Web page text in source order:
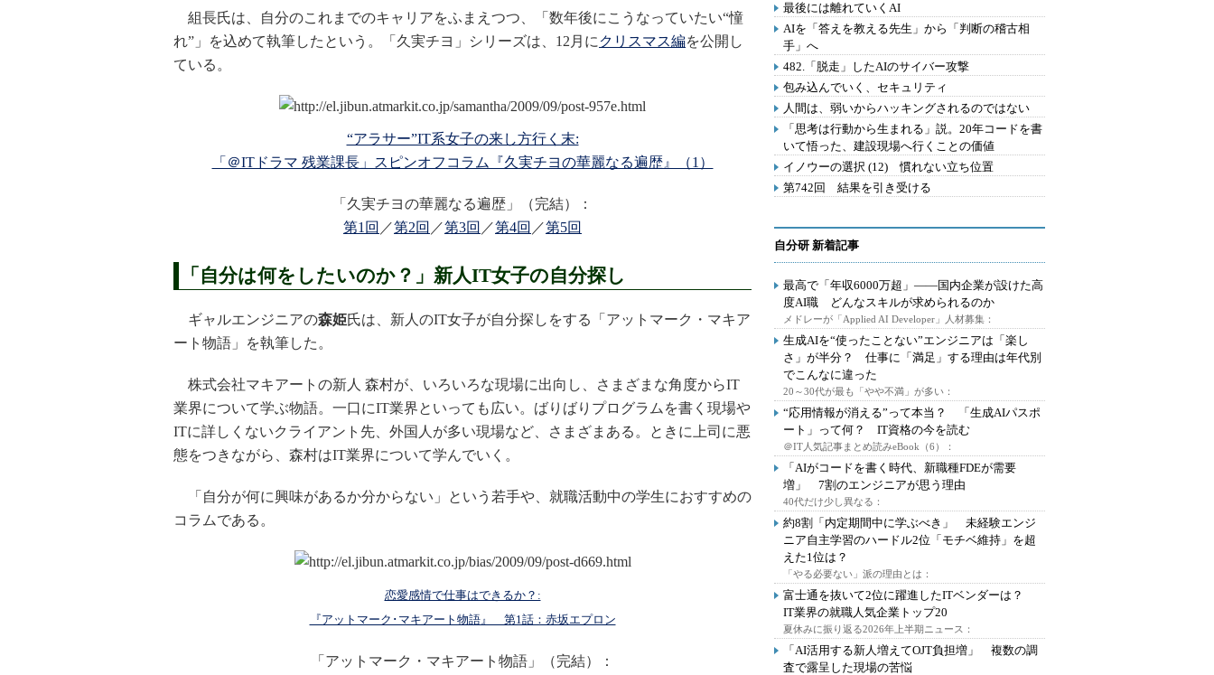
組長氏は、自分のこれまでのキャリアをふまえつつ、「数年後にこうなっていたい“憧
れ”」を込めて執筆したという。「久実チヨ」シリーズは、12月に クリスマス編を公開し
ている。
“アラサー”IT系女子の来し方行く末:
「＠ITドラマ 残業課長」スピンオフコラム『久実チヨの華麗なる遍歴』（1）
「久実チヨの華麗なる遍歴」（完結）：
第1回 ／第2回 ／第3回 ／第4回 ／第5回
「自分は何をしたいのか？」新人IT女子の自分探し
ギャルエンジニアの森姫氏は、新人のIT女子が自分探しをする「アットマーク・マキア
ート物語」を執筆した。
株式会社マキアートの新人 森村が、いろいろな現場に出向し、さまざまな角度からIT
業界について学ぶ物語。一口にIT業界といっても広い。ばりばりプログラムを書く現場や
ITに詳しくないクライアント先、外国人が多い現場など、さまざまある。ときに上司に悪
態をつきながら、森村はIT業界について学んでいく。
「自分が何に興味があるか分からない」という若手や、就職活動中の学生におすすめの
コラムである。
恋愛感情で仕事はできるか？:
『アットマーク･マキアート物語』 第1話：赤坂エプロン
「アットマーク・マキアート物語」（完結）：
最後には離れていくAI
AIを「答えを教える先生」から「判断の稽古相
手」へ
482.「脱走」したAIのサイバー攻撃
包み込んでいく、セキュリティ
人間は、弱いからハッキングされるのではない
「思考は行動から生まれる」説。20年コードを書
いて悟った、建設現場へ行くことの価値
イノウーの選択 (12) 慣れない立ち位置
第742回 結果を引き受ける
自分研 新着記事
最高で「年収6000万超」――国内企業が設けた高
度AI職 どんなスキルが求められるのか
メドレーが「Applied AI Developer」人材募集：
生成AIを“使ったことない”エンジニアは「楽し
さ」が半分？ 仕事に「満足」する理由は年代別
でこんなに違った
20～30代が最も「やや不満」が多い：
“応用情報が消える”って本当？ 「生成AIパスポ
ート」って何？ IT資格の今を読む
＠IT人気記事まとめ読みeBook（6）：
「AIがコードを書く時代、新職種FDEが需要
増」 7割のエンジニアが思う理由
40代だけ少し異なる：
約8割「内定期間中に学ぶべき」 未経験エンジ
ニア自主学習のハードル2位「モチベ維持」を超
えた1位は？
「やる必要ない」派の理由とは：
富士通を抜いて2位に躍進したITベンダーは？
IT業界の就職人気企業トップ20
夏休みに振り返る2026年上半期ニュース：
「AI活用する新人増えてOJT負担増」 複数の調
査で露呈した現場の苦悩